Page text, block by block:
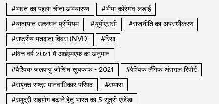
#भारत का पहला चीता अभयारण्य #भीमा कोरेगांव लड़ाई
#यातायात उल्लंघन प्रीमियम #यूपीएससी #राजनीति का अपराधीकरण
#राष्ट्रीय मतदाता दिवस (NVD) #रिसा
#वित्त वर्ष 2021 में आईएमएफ का अनुमान
#वैश्विक जलवायु जोखिम सूचकांक - 2021 #वैश्विक लैंगिक अंतराल रिपोर्ट
#संयुक्त राष्ट्र मानवाधिकार परिषद #समास
#समुद्री सहयोग बढ़ाने हेतु भारत का 5 सूत्री एजेंडा